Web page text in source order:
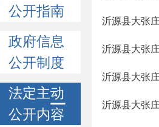
公开指南
政府信息
公开制度
法定主动
公开内容
沂源县大张
沂源县大张
沂源县大张
沂源县大张